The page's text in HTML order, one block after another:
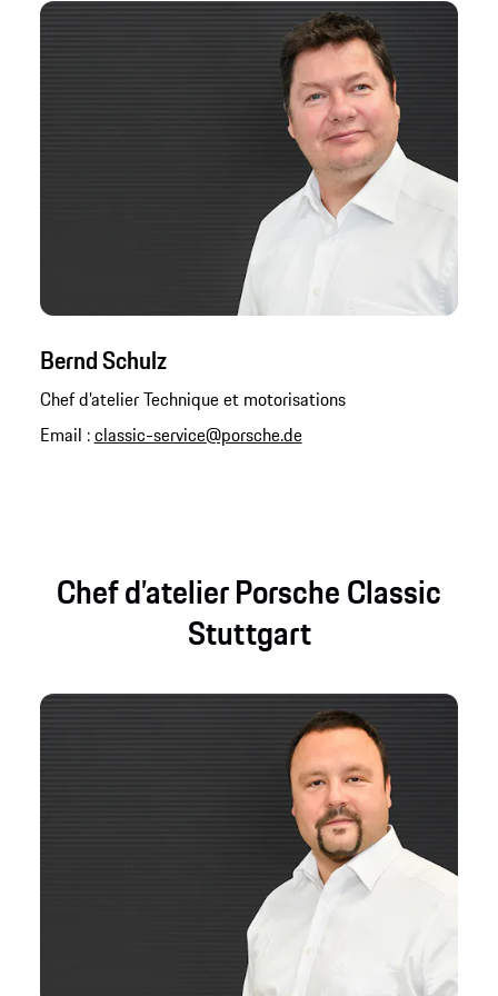
Bernd Schulz
Chef d’atelier Technique et motorisations
Email :classic-service@porsche.de
Chef d’atelier Porsche Classic
Stuttgart